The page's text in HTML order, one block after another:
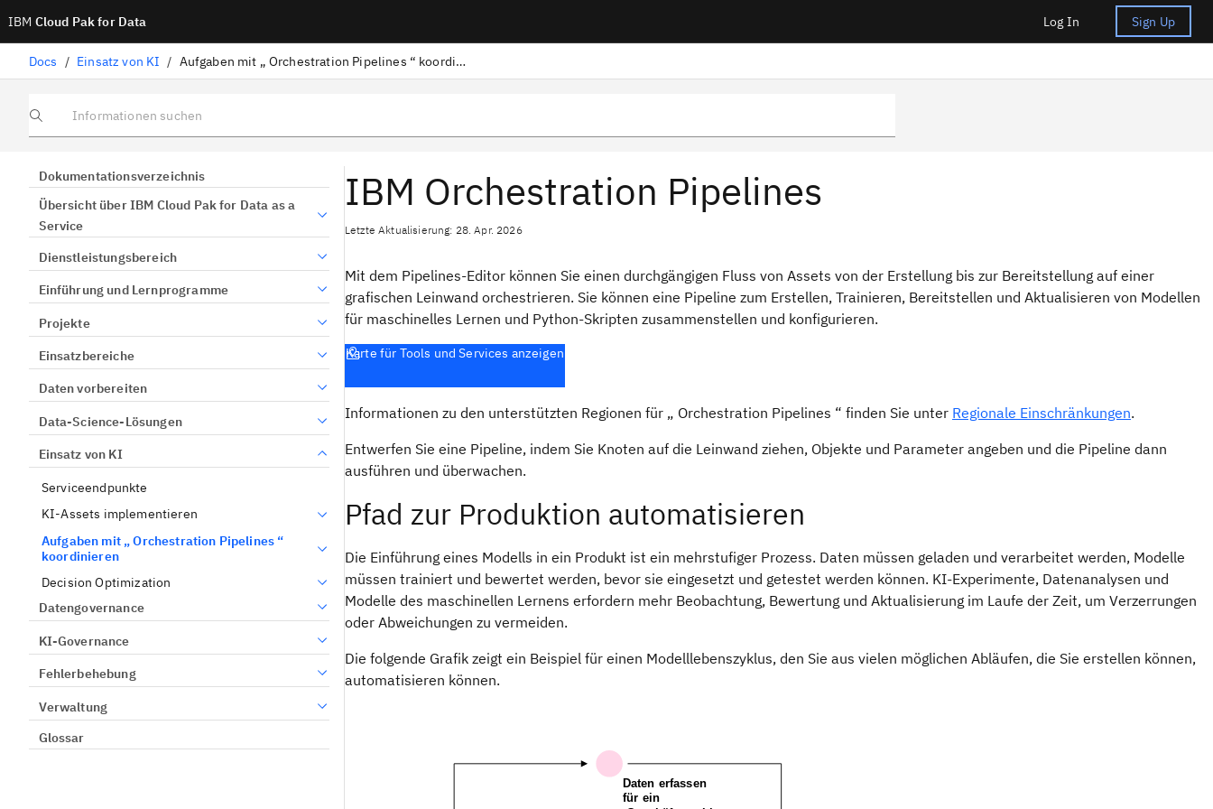
IBM Cloud Pak for Data Log In Sign Up
Docs / Einsatz von KI / Aufgaben mit „ Orchestration Pipelines “ koordinieren
Informationen suchen
Dokumentationsverzeichnis
Übersicht über IBM Cloud Pak for Data as a
Service
Dienstleistungsbereich
Einführung und Lernprogramme
Projekte
Einsatzbereiche
Daten vorbereiten
Data-Science-Lösungen
Einsatz von KI
Serviceendpunkte
KI-Assets implementieren
Aufgaben mit „ Orchestration Pipelines “
koordinieren
Decision Optimization
Datengovernance
KI-Governance
Fehlerbehebung
Verwaltung
Glossar
IBM Orchestration Pipelines
Letzte Aktualisierung: 28. Apr. 2026
Mit dem Pipelines-Editor können Sie einen durchgängigen Fluss von Assets von der Erstellung bis zur Bereitstellung auf einer
grafischen Leinwand orchestrieren. Sie können eine Pipeline zum Erstellen, Trainieren, Bereitstellen und Aktualisieren von Modellen
für maschinelles Lernen und Python-Skripten zusammenstellen und konfigurieren.
Karte für Tools und Services anzeigen
Informationen zu den unterstützten Regionen für „ Orchestration Pipelines “ finden Sie unter Regionale Einschränkungen.
Entwerfen Sie eine Pipeline, indem Sie Knoten auf die Leinwand ziehen, Objekte und Parameter angeben und die Pipeline dann
ausführen und überwachen.
Pfad zur Produktion automatisieren
Die Einführung eines Modells in ein Produkt ist ein mehrstufiger Prozess. Daten müssen geladen und verarbeitet werden, Modelle
müssen trainiert und bewertet werden, bevor sie eingesetzt und getestet werden können. KI-Experimente, Datenanalysen und
Modelle des maschinellen Lernens erfordern mehr Beobachtung, Bewertung und Aktualisierung im Laufe der Zeit, um Verzerrungen
oder Abweichungen zu vermeiden.
Die folgende Grafik zeigt ein Beispiel für einen Modelllebenszyklus, den Sie aus vielen möglichen Abläufen, die Sie erstellen können,
automatisieren können.